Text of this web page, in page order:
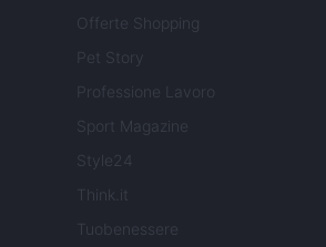
Offerte Shopping
Pet Story
Professione Lavoro
Sport Magazine
Style24
Think.it
Tuobenessere